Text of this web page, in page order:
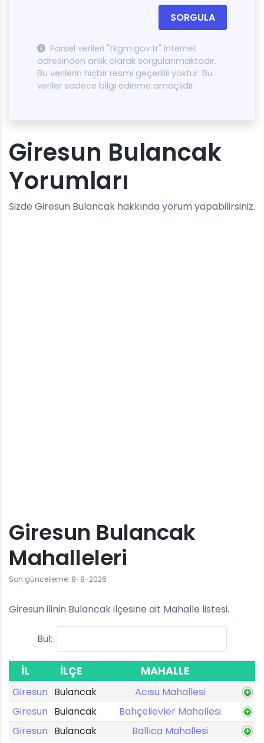
SORGULA
Parsel verileri "tkgm.gov.tr" internet
adresinden anlık olarak sorgulanmaktadır.
Bu verilerin hiçbir resmi geçerlilii yoktur. Bu
veriler sadece bilgi edinme amaçlıdır.
Giresun Bulancak
Yorumları
Sizde Giresun Bulancak hakkında yorum yapabilirsiniz.
Giresun Bulancak
Mahalleleri
Son güncelleme: 8-8-2026
Giresun ilinin Bulancak ilçesine ait Mahalle listesi.
Bul:
İL İLÇE MAHALLE
Giresun Bulancak
Acısu Mahallesi
Giresun Bulancak
Bahçelievler Mahallesi
Giresun Bulancak
Ballıca Mahallesi